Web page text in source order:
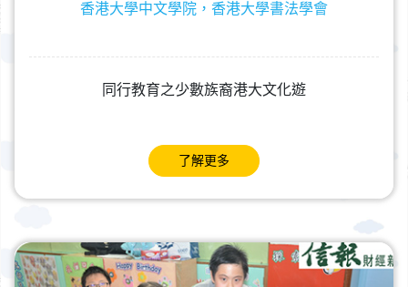
香港大學中文學院，香港大學書法學會
同行教育之少數族裔港大文化遊
了解更多